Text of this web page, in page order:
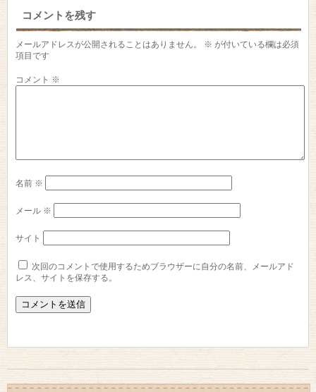
コメントを残す
メールアドレスが公開されることはありません。 ※ が付いている欄は必須
項目です
コメント ※
名前 ※
メール ※
サイト
次回のコメントで使用するためブラウザーに自分の名前、メールアド
レス、サイトを保存する。